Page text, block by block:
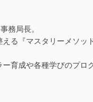
務局長。
る『マスタリーメソッ
育成や各種学びのプロ